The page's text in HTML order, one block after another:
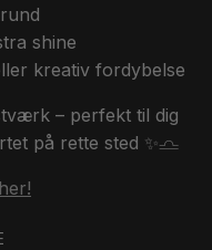
shine
kreativ fordybelse
– perfekt til dig
på rette sted ✨♎